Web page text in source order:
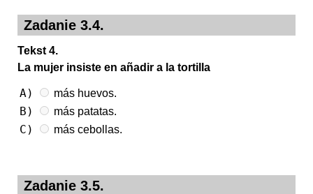
Zadanie 3.4.
Tekst 4.
La mujer insiste en añadir a la tortilla
A) más huevos.
B) más patatas.
C) más cebollas.
Zadanie 3.5.